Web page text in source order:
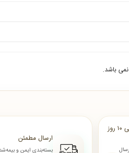
باشد.
ارسال از ۷ روز الی ۱۰ روز
ارسال مطمئن
بسته‌بندی ایمن و